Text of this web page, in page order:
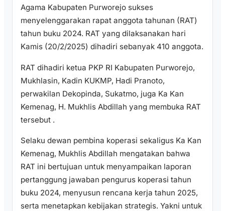
Agama Kabupaten Purworejo sukses
menyelenggarakan rapat anggota tahunan (RAT)
tahun buku 2024. RAT yang dilaksanakan hari
Kamis (20/2/2025) dihadiri sebanyak 410 anggota.
RAT dihadiri ketua PKP RI Kabupaten Purworejo,
Mukhlasin, Kadin KUKMP, Hadi Pranoto,
perwakilan Dekopinda, Sukatmo, juga Ka Kan
Kemenag, H. Mukhlis Abdillah yang membuka RAT
tersebut .
Selaku dewan pembina koperasi sekaligus Ka Kan
Kemenag, Mukhlis Abdillah mengatakan bahwa
RAT ini bertujuan untuk menyampaikan laporan
pertanggung jawaban pengurus koperasi tahun
buku 2024, menyusun rencana kerja tahun 2025,
serta menetapkan kebijakan strategis. Yakni untuk